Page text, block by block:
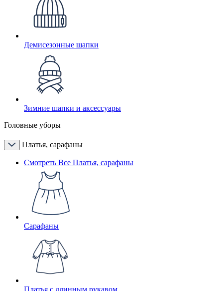
Демисезонные шапки
Зимние шапки и аксессуары
Головные уборы
Платья, сарафаны
Смотреть Все Платья, сарафаны
Сарафаны
Платья с длинным рукавом